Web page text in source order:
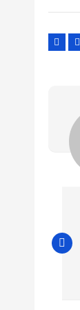
o
s